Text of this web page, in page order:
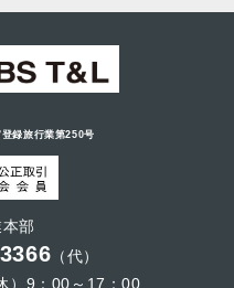
録旅行業第250号
部
（代）
）9：00～17：00